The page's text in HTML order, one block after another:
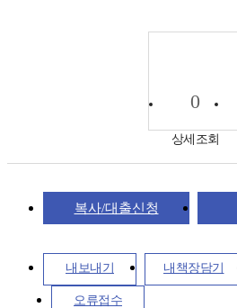
0
상세조회
복사/대출신청
내보내기 내책장담기
오류접수